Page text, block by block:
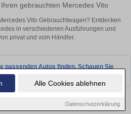
Alle Cookies ablehnen
Datenschutzerklärung
gebrauchten Mercedes Vito
Vito Gebrauchtwagen? Entdecken
in verschiedenen Ausführungen und
privat und vom Händler.
passenden Autos finden. Schauen Sie